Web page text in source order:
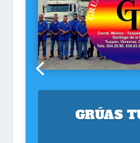
GRÚAS